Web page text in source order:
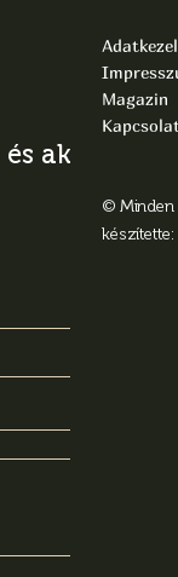
aktuális
Magazin
© Minden
készítette: